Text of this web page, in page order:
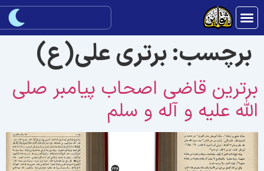
برچسب:برتری علی(ع)
قاضی اصحاب پیامبر صلی
علیه و آله و سلم